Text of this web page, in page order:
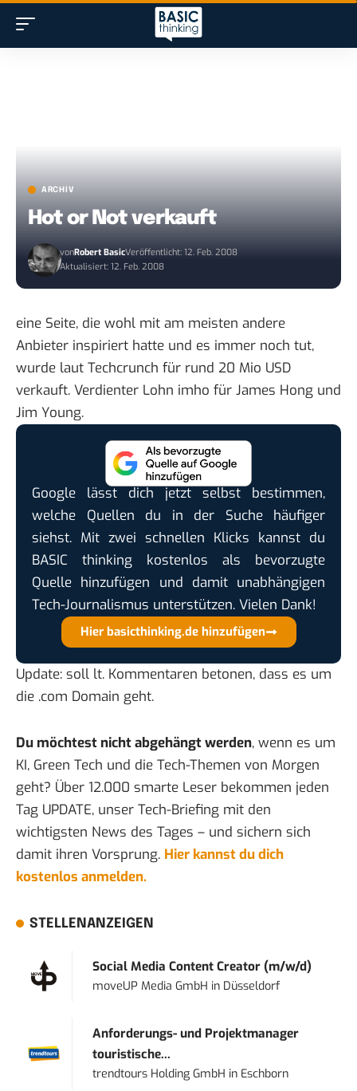
ARCHIV
Hot or Not verkauft
vonRobert BasicVeröffentlicht: 12. Feb. 2008
Aktualisiert: 12. Feb. 2008
eine Seite, die wohl mit am meisten andere
Anbieter inspiriert hatte und es immer noch tut,
wurde laut Techcrunch für rund 20 Mio USD
verkauft. Verdienter Lohn imho für James Hong und
Jim Young.
Google lässt dich jetzt selbst bestimmen,
welche Quellen du in der Suche häufiger
siehst. Mit zwei schnellen Klicks kannst du
BASIC thinking kostenlos als bevorzugte
Quelle hinzufügen und damit unabhängigen
Tech-Journalismus unterstützen. Vielen Dank!
Hier basicthinking.de hinzufügen
Update: soll lt. Kommentaren betonen, dass es um
die .com Domain geht.
Du möchtest nicht abgehängt werden, wenn es um
KI, Green Tech und die Tech-Themen von Morgen
geht? Über 12.000 smarte Leser bekommen jeden
Tag UPDATE, unser Tech-Briefing mit den
wichtigsten News des Tages – und sichern sich
damit ihren Vorsprung. Hier kannst du dich
kostenlos anmelden.
STELLENANZEIGEN
Social Media Content Creator (m/w/d)
moveUP Media GmbH in Düsseldorf
Anforderungs- und Projektmanager
touristische...
trendtours Holding GmbH in Eschborn